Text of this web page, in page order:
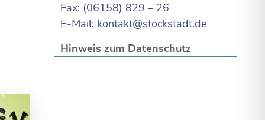
Fax: (06158) 829 – 26
E-Mail: kontakt@stockstadt.de
Hinweis zum Datenschutz